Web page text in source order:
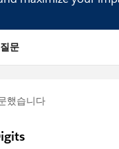
문
했습니다